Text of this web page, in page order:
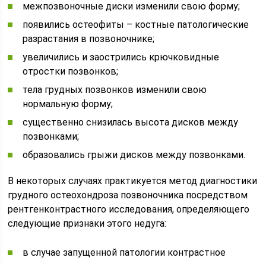
межпозвоночные диски изменили свою форму;
появились остеофиты – костные патологические
разрастания в позвоночнике;
увеличились и заострились крючковидные
отростки позвонков;
тела грудных позвонков изменили свою
нормальную форму;
существенно снизилась высота дисков между
позвонками;
образовались грыжи дисков между позвонками.
В некоторых случаях практикуется метод диагностики
грудного остеохондроза позвоночника посредством
рентгенконтрастного исследования, определяющего
следующие признаки этого недуга:
в случае запущенной патологии контрастное